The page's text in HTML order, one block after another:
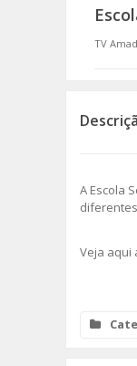
(RE)
TV
A Escola
Veja aqui